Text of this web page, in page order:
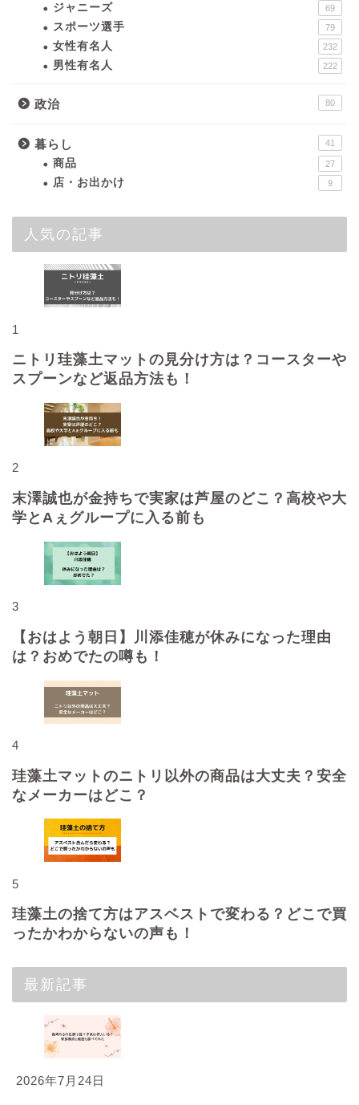
ジャニーズ 69
スポーツ選手 79
女性有名人 232
男性有名人 222
政治 80
暮らし 41
商品 27
店・お出かけ 9
人気の記事
1
ニトリ珪藻土マットの見分け方は？コースターや
スプーンなど返品方法も！
2
末澤誠也が金持ちで実家は芦屋のどこ？高校や大
学とAぇグループに入る前も
3
【おはよう朝日】川添佳穂が休みになった理由
は？おめでたの噂も！
4
珪藻土マットのニトリ以外の商品は大丈夫？安全
なメーカーはどこ？
5
珪藻土の捨て方はアスベストで変わる？どこで買
ったかわからないの声も！
最新記事
2026年7月24日